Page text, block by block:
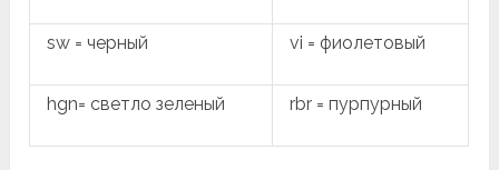
sw = черный vi = фиолетовый
hgn= светло зеленый rbr = пурпурный